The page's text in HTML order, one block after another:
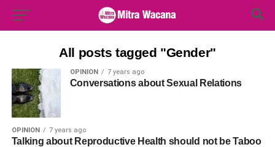
for:
All posts tagged "Gender"
OPINION 7 years ago
Conversations about Sexual Relations
OPINION 7 years ago
Talking about Reproductive Health should not be Taboo